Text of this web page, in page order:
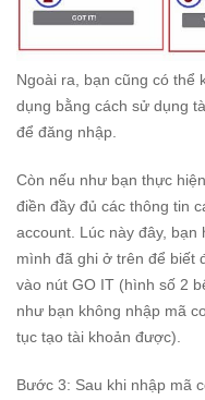
Ngoài ra, bạn cũng có thể
dụng bằng cách sử dụng
để đăng nhập.
Còn nếu như bạn thực
điền đầy đủ các thông tin
account. Lúc này đây, bạn
mình đã ghi ở trên để biết
vào nút GO IT (hình số 2
như bạn không nhập mã
tục tạo tài khoản được).
Bước 3: Sau khi nhập mã